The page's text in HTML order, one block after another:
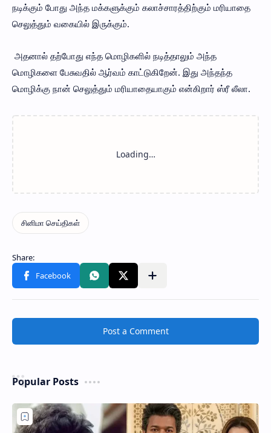
நடிக்கும் போது அந்த மக்களுக்கும் கலாச்சாரத்திற்கும் மரியாதை
செலுத்தும் வகையில் இருக்கும்.
அதனால் தற்போது எந்த மொழிகளில் நடித்தாலும் அந்த
மொழிகளை பேசுவதில் ஆர்வம் காட்டுகிறேன். இது அந்தந்த
மொழிக்கு நான் செலுத்தும் மரியாதையாகும் என்கிறார் ஸ்ரீ லீலா.
Post a Comment
Popular Posts